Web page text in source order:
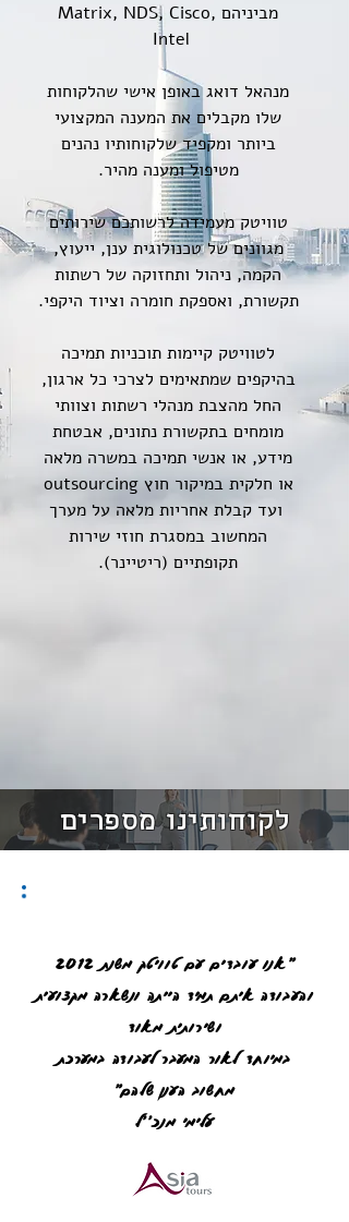
מביניהם Matrix, NDS, Cisco,
Intel
מנהאל דואג באופן אישי שהלקוחות
שלו מקבלים את המענה המקצועי
ביותר ומקפיד שלקוחותיו נהנים
מטיפול ומענה מהיר.
טוויטק מעמידה לרשותכם שירותים
מגוונים של טכנולוגית ענן, ייעוץ,
הקמה, ניהול ותחזוקה של רשתות
תקשורת, ואספקת חומרה וציוד היקפי.
לטוויטק קיימות תוכניות תמיכה
בהיקפים שמתאימים לצרכי כל ארגון,
החל מהצבת מנהלי רשתות וצוותי
מומחים בתקשורת נתונים, אבטחת
מידע, או אנשי תמיכה במשרה מלאה
או חלקית במיקור חוץ outsourcing
ועד קבלת אחריות מלאה על מערך
המחשוב במסגרת חוזי שירות
תקופתיים (ריטיינר).
"אנו עובדים עם טוויטק משנת 2012
והעבודה איתם תמיד הייתה ונשארה מקצועית
ושירותית מאוד
במיוחד לאור המעבר לעבודה במערכת
מחשוב הענן שלהם"
עלימי מנכ''ל
לקוחותינו מספרים